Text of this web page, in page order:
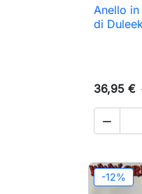
Anello
di Duleek
36,95 €

-12%